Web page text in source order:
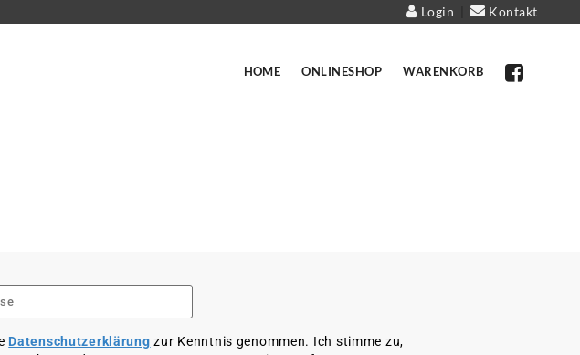
Login Kontakt
HOME ONLINESHOP WARENKORB
Datenschutzerklärung zur Kenntnis genommen. Ich stimme zu,